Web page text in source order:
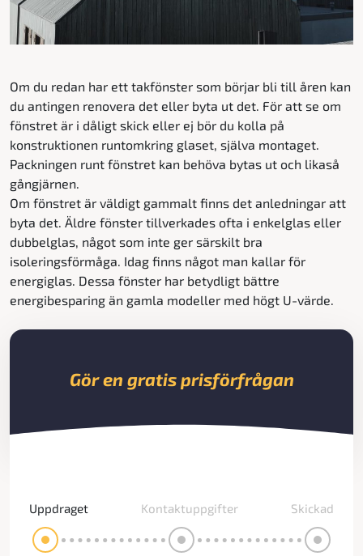
Om du redan har ett takfönster som börjar bli till åren kan
du antingen renovera det eller byta ut det. För att se om
fönstret är i dåligt skick eller ej bör du kolla på
konstruktionen runtomkring glaset, själva montaget.
Packningen runt fönstret kan behöva bytas ut och likaså
gångjärnen.
Om fönstret är väldigt gammalt finns det anledningar att
byta det. Äldre fönster tillverkades ofta i enkelglas eller
dubbelglas, något som inte ger särskilt bra
isoleringsförmåga. Idag finns något man kallar för
energiglas. Dessa fönster har betydligt bättre
energibesparing än gamla modeller med högt U-värde.
Gör en gratis prisförfrågan
Uppdraget Kontaktuppgifter Skickad